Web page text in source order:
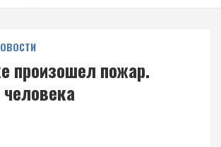
произошел пожар.